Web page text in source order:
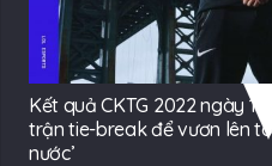
Kết quả CKTG 2022 ngày
trận tie-break để vươn lên
nước’